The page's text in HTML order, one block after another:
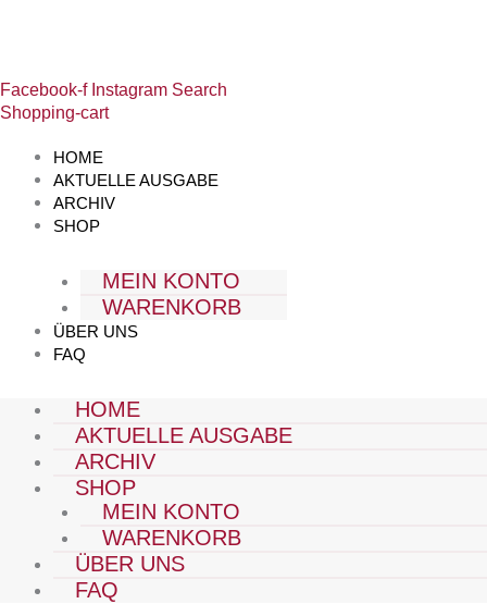
Facebook-f Instagram Search
Shopping-cart
HOME
AKTUELLE AUSGABE
ARCHIV
SHOP
MEIN KONTO
WARENKORB
ÜBER UNS
FAQ
HOME
AKTUELLE AUSGABE
ARCHIV
SHOP
MEIN KONTO
WARENKORB
ÜBER UNS
FAQ
Menge